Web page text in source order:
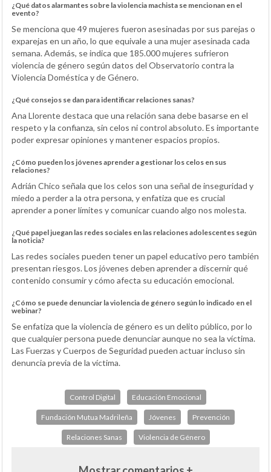
¿Qué datos alarmantes sobre la violencia machista se mencionan en el
evento?
Se menciona que 49 mujeres fueron asesinadas por sus parejas o
exparejas en un año, lo que equivale a una mujer asesinada cada
semana. Además, se indica que 185.000 mujeres sufrieron
violencia de género según datos del Observatorio contra la
Violencia Doméstica y de Género.
¿Qué consejos se dan para identificar relaciones sanas?
Ana Llorente destaca que una relación sana debe basarse en el
respeto y la confianza, sin celos ni control absoluto. Es importante
poder expresar opiniones y mantener espacios propios.
¿Cómo pueden los jóvenes aprender a gestionar los celos en sus
relaciones?
Adrián Chico señala que los celos son una señal de inseguridad y
miedo a perder a la otra persona, y enfatiza que es crucial
aprender a poner límites y comunicar cuando algo nos molesta.
¿Qué papel juegan las redes sociales en las relaciones adolescentes según
la noticia?
Las redes sociales pueden tener un papel educativo pero también
presentan riesgos. Los jóvenes deben aprender a discernir qué
contenido consumir y cómo afecta su educación emocional.
¿Cómo se puede denunciar la violencia de género según lo indicado en el
webinar?
Se enfatiza que la violencia de género es un delito público, por lo
que cualquier persona puede denunciar aunque no sea la víctima.
Las Fuerzas y Cuerpos de Seguridad pueden actuar incluso sin
denuncia previa de la víctima.
Control Digital Educación Emocional
Fundación Mutua Madrileña Jóvenes Prevención
Relaciones Sanas Violencia de Género